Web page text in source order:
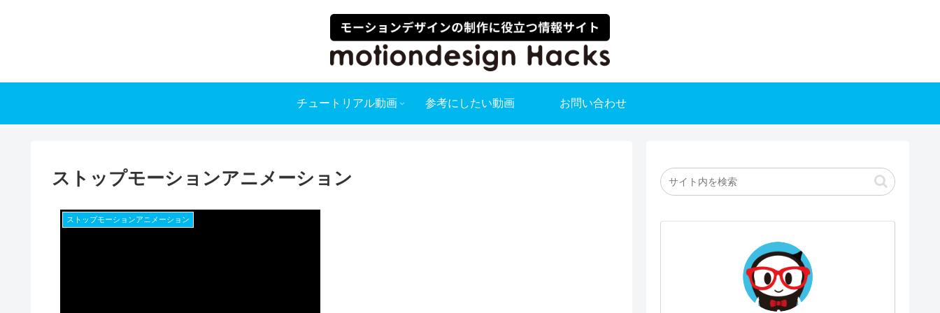
チュートリアル動画 参考にしたい動画 お問い合わせ
ストップモーションアニメーション
ストップモーションアニメーション